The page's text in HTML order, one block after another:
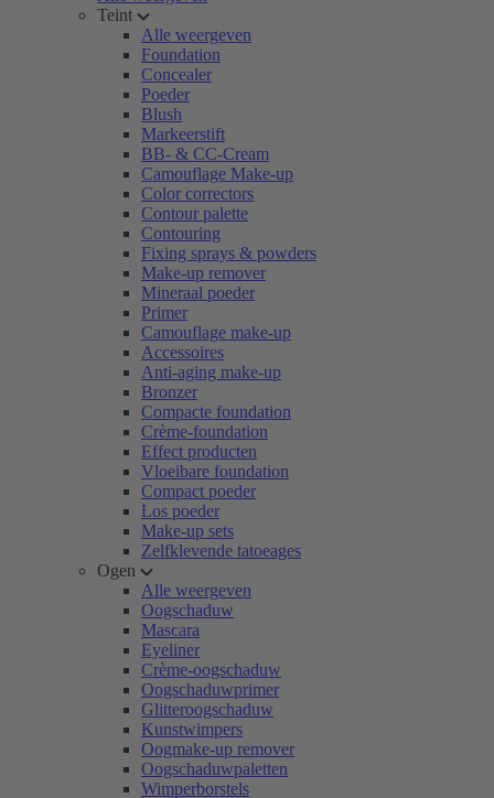
Teint
Alle weergeven
Foundation
Concealer
Poeder
Blush
Markeerstift
BB- & CC-Cream
Camouflage Make-up
Color correctors
Contour palette
Contouring
Fixing sprays & powders
Make-up remover
Mineraal poeder
Primer
Camouflage make-up
Accessoires
Anti-aging make-up
Bronzer
Compacte foundation
Crème-foundation
Effect producten
Vloeibare foundation
Compact poeder
Los poeder
Make-up sets
Zelfklevende tatoeages
Ogen
Alle weergeven
Oogschaduw
Mascara
Eyeliner
Crème-oogschaduw
Oogschaduwprimer
Glitteroogschaduw
Kunstwimpers
Oogmake-up remover
Oogschaduwpaletten
Wimperborstels